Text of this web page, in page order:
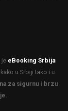
je eBooking Srbija
u Srbiji tako i u
za sigurnu i brzu